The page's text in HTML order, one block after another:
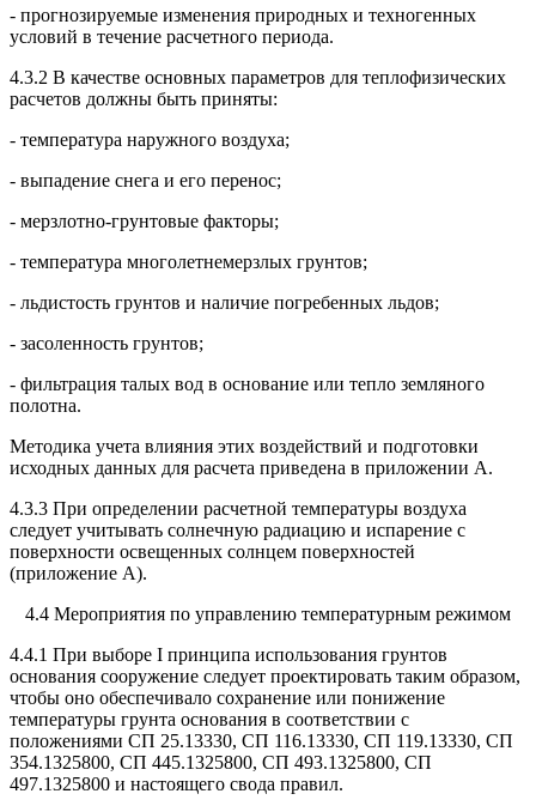
- прогнозируемые изменения природных и техногенных
условий в течение расчетного периода.
4.3.2 В качестве основных параметров для теплофизических
расчетов должны быть приняты:
- температура наружного воздуха;
- выпадение снега и его перенос;
- мерзлотно-грунтовые факторы;
- температура многолетнемерзлых грунтов;
- льдистость грунтов и наличие погребенных льдов;
- засоленность грунтов;
- фильтрация талых вод в основание или тепло земляного
полотна.
Методика учета влияния этих воздействий и подготовки
исходных данных для расчета приведена в приложении А.
4.3.3 При определении расчетной температуры воздуха
следует учитывать солнечную радиацию и испарение с
поверхности освещенных солнцем поверхностей
(приложение А).
4.4 Мероприятия по управлению температурным режимом
4.4.1 При выборе I принципа использования грунтов
основания сооружение следует проектировать таким образом,
чтобы оно обеспечивало сохранение или понижение
температуры грунта основания в соответствии с
положениями СП 25.13330, СП 116.13330, СП 119.13330, СП
354.1325800, СП 445.1325800, СП 493.1325800, СП
497.1325800 и настоящего свода правил.